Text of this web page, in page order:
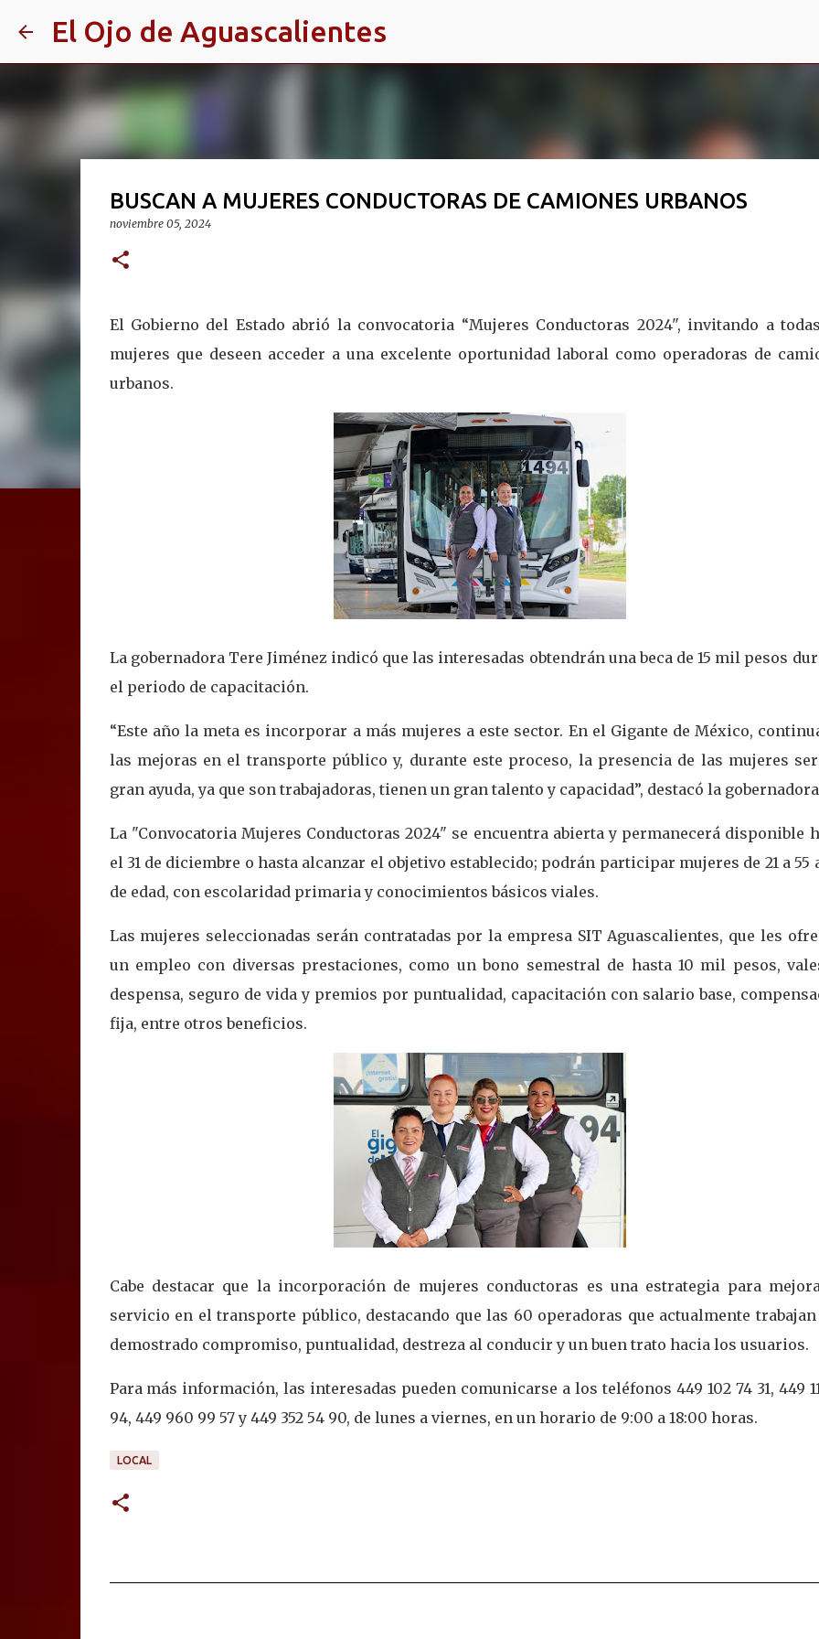
El Ojo de Aguascalientes
BUSCAN A MUJERES CONDUCTORAS DE CAMIONES URBANOS
noviembre 05, 2024
El Gobierno del Estado abrió la convocatoria “Mujeres Conductoras 2024", invitando a
mujeres que deseen acceder a una excelente oportunidad laboral como operadoras de
urbanos.
La gobernadora Tere Jiménez indicó que las interesadas obtendrán una beca de 15 mil pesos
el periodo de capacitación.
“Este año la meta es incorporar a más mujeres a este sector. En el Gigante de México,
las mejoras en el transporte público y, durante este proceso, la presencia de las mujeres
gran ayuda, ya que son trabajadoras, tienen un gran talento y capacidad”, destacó la
La "Convocatoria Mujeres Conductoras 2024" se encuentra abierta y permanecerá disponible
el 31 de diciembre o hasta alcanzar el objetivo establecido; podrán participar mujeres de 21 a 55
de edad, con escolaridad primaria y conocimientos básicos viales.
Las mujeres seleccionadas serán contratadas por la empresa SIT Aguascalientes, que les
un empleo con diversas prestaciones, como un bono semestral de hasta 10 mil pesos,
despensa, seguro de vida y premios por puntualidad, capacitación con salario base,
fija, entre otros beneficios.
Cabe destacar que la incorporación de mujeres conductoras es una estrategia para
servicio en el transporte público, destacando que las 60 operadoras que actualmente
demostrado compromiso, puntualidad, destreza al conducir y un buen trato hacia los usuarios.
Para más información, las interesadas pueden comunicarse a los teléfonos 449 102 74 31, 449
94, 449 960 99 57 y 449 352 54 90, de lunes a viernes, en un horario de 9:00 a 18:00 horas.
LOCAL